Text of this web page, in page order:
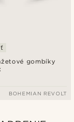
gombíky
BOHEMIAN REVOLT